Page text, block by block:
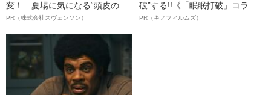
変！ 夏場に気になる“頭皮のニ
オイ”や“ベタつき”を解消す
ト”が生み出した徹底ケアとは
PR（株式会社スヴェンソン）
破”する!!《「眠眠打破」コラ
ボ》
PR（キノフィルムズ）